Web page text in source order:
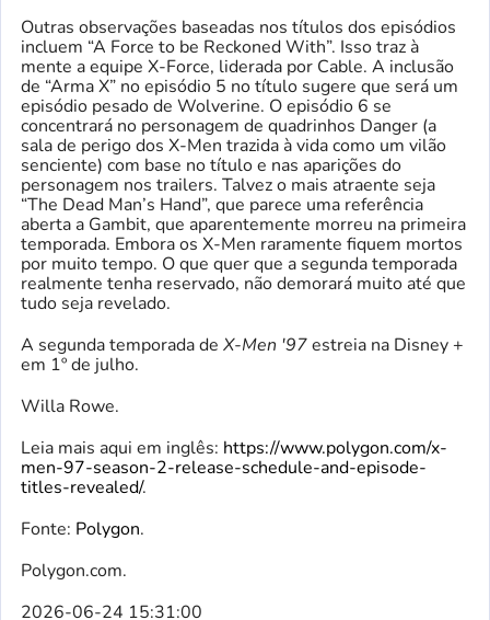
Outras observações baseadas nos títulos dos episódios
incluem “A Force to be Reckoned With”. Isso traz à
mente a equipe X-Force, liderada por Cable. A inclusão
de “Arma X” no episódio 5 no título sugere que será um
episódio pesado de Wolverine. O episódio 6 se
concentrará no personagem de quadrinhos Danger (a
sala de perigo dos X-Men trazida à vida como um vilão
senciente) com base no título e nas aparições do
personagem nos trailers. Talvez o mais atraente seja
“The Dead Man’s Hand”, que parece uma referência
aberta a Gambit, que aparentemente morreu na primeira
temporada. Embora os X-Men raramente fiquem mortos
por muito tempo. O que quer que a segunda temporada
realmente tenha reservado, não demorará muito até que
tudo seja revelado.
A segunda temporada de X-Men '97estreia na Disney +
em 1º de julho.
Willa Rowe.
Leia mais aqui em inglês: https://www.polygon.com/x-
men-97-season-2-release-schedule-and-episode-
titles-revealed/.
Fonte: Polygon.
Polygon.com.
2026-06-24 15:31:00